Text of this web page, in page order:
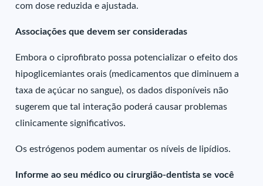
com dose reduzida e ajustada.
Associações que devem ser consideradas
Embora o ciprofibrato possa potencializar o efeito dos
hipoglicemiantes orais (medicamentos que diminuem a
taxa de açúcar no sangue), os dados disponíveis não
sugerem que tal interação poderá causar problemas
clinicamente significativos.
Os estrógenos podem aumentar os níveis de lipídios.
Informe ao seu médico ou cirurgião-dentista se você